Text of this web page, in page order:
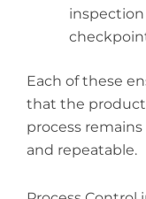
inspection
Each of these
that the
process remains
and repeatable.